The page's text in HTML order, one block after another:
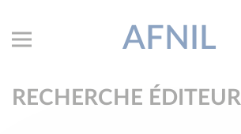
AFNIL
RECHERCHE ÉDITEUR